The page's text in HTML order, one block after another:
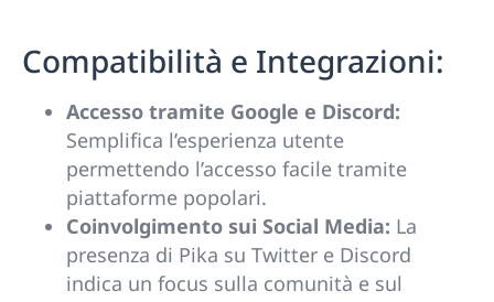
Compatibilità e Integrazioni:
Accesso tramite Google e Discord:
Semplifica l’esperienza utente
permettendo l’accesso facile tramite
piattaforme popolari.
Coinvolgimento sui Social Media: La
presenza di Pika su Twitter e Discord
indica un focus sulla comunità e sul